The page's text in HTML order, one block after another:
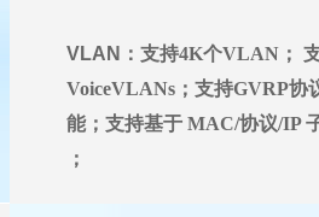
VLAN： 支持4K个VLAN；
VoiceVLANs； 支持GVRP协
能；支持基于 MAC/协议/IP
；